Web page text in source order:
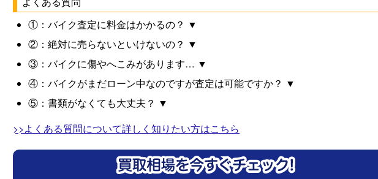
①：バイク査定に料金はかかるの？ ▼
②：絶対に売らないといけないの？ ▼
③：バイクに傷やへこみがあります… ▼
④：バイクがまだローン中なのですが査定は可能ですか？ ▼
⑤：書類がなくても大丈夫？ ▼
>>よくある質問について詳しく知りたい方はこちら